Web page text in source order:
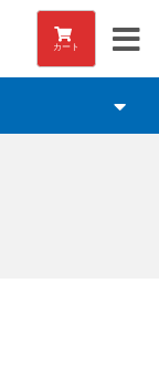
カート